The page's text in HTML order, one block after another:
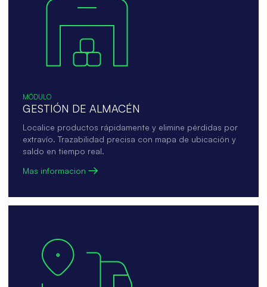
MÓDULO
GESTIÓN DE ALMACÉN
Localice productos rápidamente y elimine pérdidas por
extravío. Trazabilidad precisa con mapa de ubicación y
saldo en tiempo real.
Mas informacion